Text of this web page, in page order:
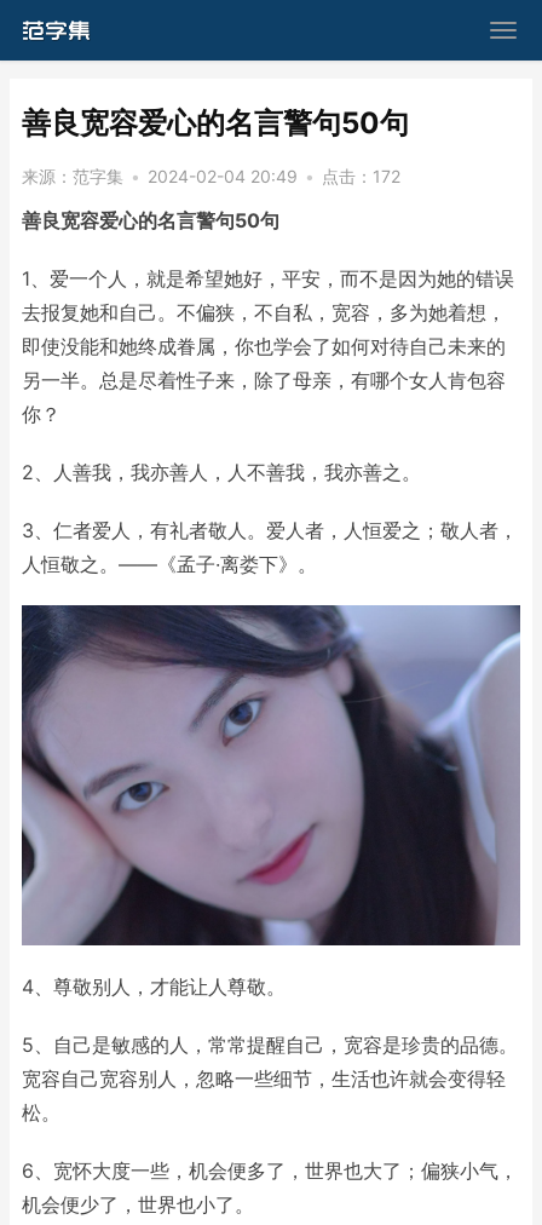
​善良宽容爱心的名言警句50句
来源： 范字集 • 2024-02-04 20:49 • 点击： 172
善良宽容爱心的名言警句50句
1、爱一个人，就是希望她好，平安，而不是因为她的错误
去报复她和自己。不偏狭，不自私，宽容，多为她着想，
即使没能和她终成眷属，你也学会了如何对待自己未来的
另一半。总是尽着性子来，除了母亲，有哪个女人肯包容
你？
2、人善我，我亦善人，人不善我，我亦善之。
3、仁者爱人，有礼者敬人。爱人者，人恒爱之；敬人者，
人恒敬之。——《孟子·离娄下》。
4、尊敬别人，才能让人尊敬。
5、自己是敏感的人，常常提醒自己，宽容是珍贵的品德。
宽容自己宽容别人，忽略一些细节，生活也许就会变得轻
松。
6、宽怀大度一些，机会便多了，世界也大了；偏狭小气，
机会便少了，世界也小了。